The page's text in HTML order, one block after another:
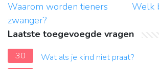
Waarom worden tieners
zwanger?
Welk
Laatste toegevoegde vragen
30
Wat als je kind niet praat?